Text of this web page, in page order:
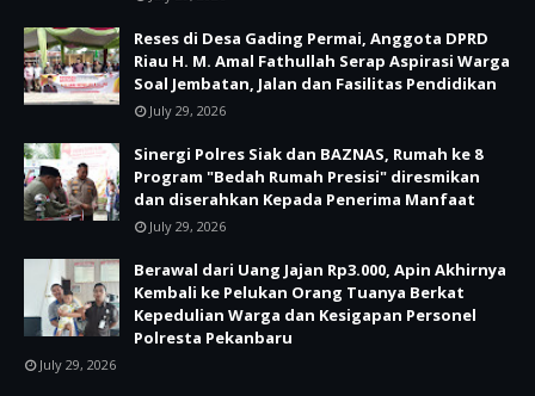
Reses di Desa Gading Permai, Anggota DPRD
Riau H. M. Amal Fathullah Serap Aspirasi Warga
Soal Jembatan, Jalan dan Fasilitas Pendidikan
July 29, 2026
Sinergi Polres Siak dan BAZNAS, Rumah ke 8
Program "Bedah Rumah Presisi" diresmikan
dan diserahkan Kepada Penerima Manfaat
July 29, 2026
Berawal dari Uang Jajan Rp3.000, Apin Akhirnya
Kembali ke Pelukan Orang Tuanya Berkat
Kepedulian Warga dan Kesigapan Personel
Polresta Pekanbaru
July 29, 2026